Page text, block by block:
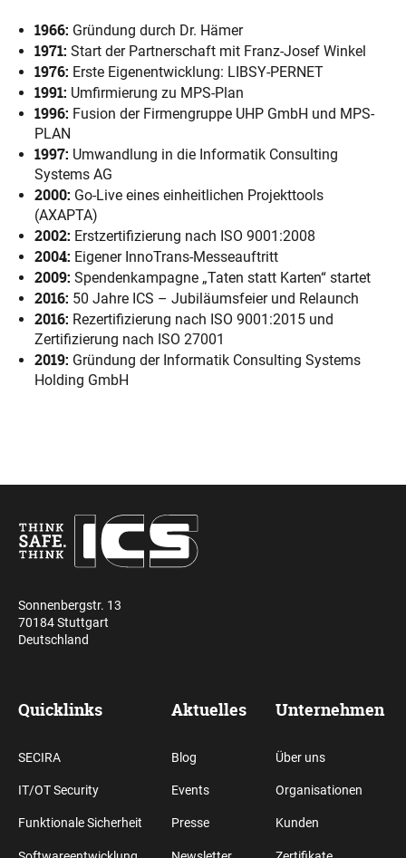
1966: Gründung durch Dr. Hämer
1971: Start der Partnerschaft mit Franz-Josef Winkel
1976: Erste Eigenentwicklung: LIBSY-PERNET
1991: Umfirmierung zu MPS-Plan
1996: Fusion der Firmengruppe UHP GmbH und MPS-
PLAN
1997: Umwandlung in die Informatik Consulting
Systems AG
2000: Go-Live eines einheitlichen Projekttools
(AXAPTA)
2002: Erstzertifizierung nach ISO 9001:2008
2004: Eigener InnoTrans-Messeauftritt
2009: Spendenkampagne „Taten statt Karten“ startet
2016: 50 Jahre ICS – Jubiläumsfeier und Relaunch
2016: Rezertifizierung nach ISO 9001:2015 und
Zertifizierung nach ISO 27001
2019: Gründung der Informatik Consulting Systems
Holding GmbH
Sonnenbergstr. 13
70184 Stuttgart
Deutschland
Quicklinks
SECIRA
IT/OT Security
Funktionale Sicherheit
Aktuelles
Blog
Events
Presse
Unternehmen
Über uns
Organisationen
Kunden